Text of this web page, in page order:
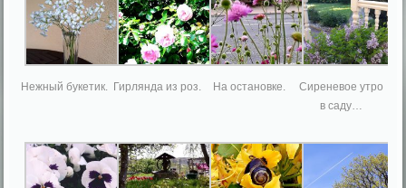
Нежный букетик. Гирлянда из роз. На остановке.
Сиреневое утро
в саду…